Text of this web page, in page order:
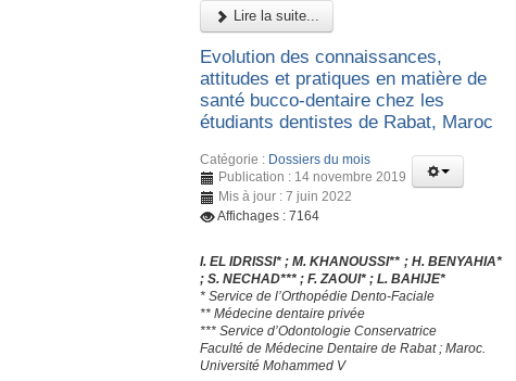
Lire la suite...
Evolution des connaissances,
attitudes et pratiques en matière de
santé bucco-dentaire chez les
étudiants dentistes de Rabat, Maroc
Catégorie : Dossiers du mois
Publication : 14 novembre 2019
Mis à jour : 7 juin 2022
Affichages : 7164
I. EL IDRISSI* ; M. KHANOUSSI** ; H. BENYAHIA*
; S. NECHAD*** ; F. ZAOUI* ; L. BAHIJE*
* Service de l’Orthopédie Dento-Faciale
** Médecine dentaire privée
*** Service d’Odontologie Conservatrice
Faculté de Médecine Dentaire de Rabat ; Maroc.
Université Mohammed V